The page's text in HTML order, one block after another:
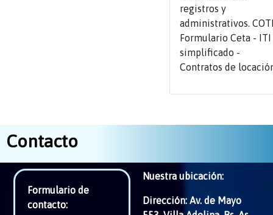
registros y
administrativos.
Formulario Ceta - ITI
simplificado -
Contratos de
Contacto
Formulario de
contacto:
Nuestra ubicación:
Dirección: Av. de Mayo